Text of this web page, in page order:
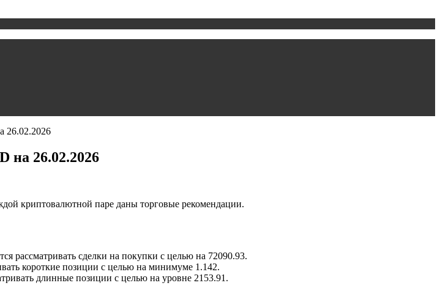
26.02.2026
на 26.02.2026
криптовалютной паре даны торговые рекомендации.
рассматривать сделки на покупки с целью на 72090.93.
короткие позиции с целью на минимуме 1.142.
длинные позиции с целью на уровне 2153.91.